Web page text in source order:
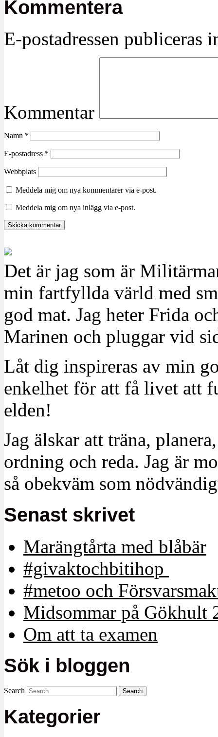
Kommentera
E-postadressen publiceras
Kommentar
Namn *
E-postadress *
Webbplats
Meddela mig om nya kommentarer via e-post.
Meddela mig om nya inlägg via e-post.
Det är jag som är
min fartfyllda värld med
god mat. Jag heter Frida
Marinen och pluggar vid
Låt dig inspireras av min
enkelhet för att få livet att
elden!
Jag älskar att träna,
ordning och reda. Jag är
så obekväm som
Senast skrivet
Marängtårta med blåbär
#givaktochbitihop
#metoo och
Midsommar på Gökhult
Om att ta examen
Sök i bloggen
Search
Kategorier